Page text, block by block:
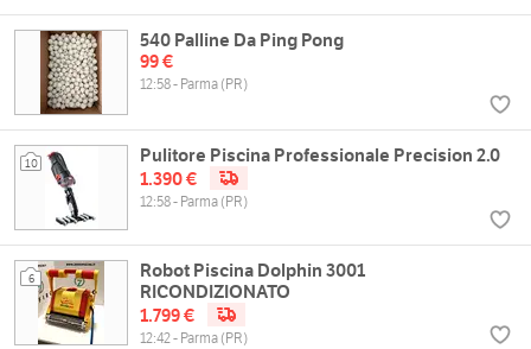
540 Palline Da Ping Pong
99 €
12:58 - Parma (PR)
10
Pulitore Piscina Professionale Precision 2.0
1.390 €
12:58 - Parma (PR)
6
Robot Piscina Dolphin 3001
RICONDIZIONATO
1.799 €
12:42 - Parma (PR)